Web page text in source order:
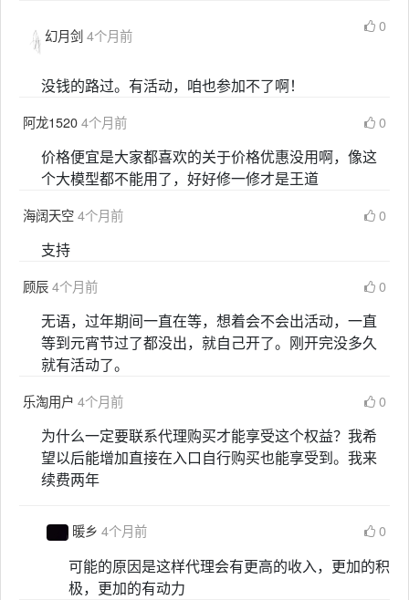
幻月剑4个月前
0
没钱的路过。有活动，咱也参加不了啊！
阿龙15204个月前 0
价格便宜是大家都喜欢的关于价格优惠没用啊，像这
个大模型都不能用了，好好修一修才是王道
海阔天空4个月前 0
支持
顾辰4个月前 0
无语，过年期间一直在等，想着会不会出活动，一直
等到元宵节过了都没出，就自己开了。刚开完没多久
就有活动了。
乐淘用户 4个月前 0
为什么一定要联系代理购买才能享受这个权益？我希
望以后能增加直接在入口自行购买也能享受到。我来
续费两年
暖乡 4个月前 0
可能的原因是这样代理会有更高的收入，更加的积
极，更加的有动力